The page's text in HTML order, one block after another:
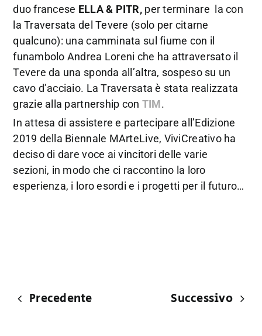
duo francese ELLA & PITR, per terminare la con
la Traversata del Tevere (solo per citarne
qualcuno): una camminata sul fiume con il
funambolo Andrea Loreni che ha attraversato il
Tevere da una sponda all’altra, sospeso su un
cavo d’acciaio. La Traversata è stata realizzata
grazie alla partnership con TIM.
In attesa di assistere e partecipare all’Edizione
2019 della Biennale MArteLive, ViviCreativo ha
deciso di dare voce ai vincitori delle varie
sezioni, in modo che ci raccontino la loro
esperienza, i loro esordi e i progetti per il futuro…
Precedente Successivo